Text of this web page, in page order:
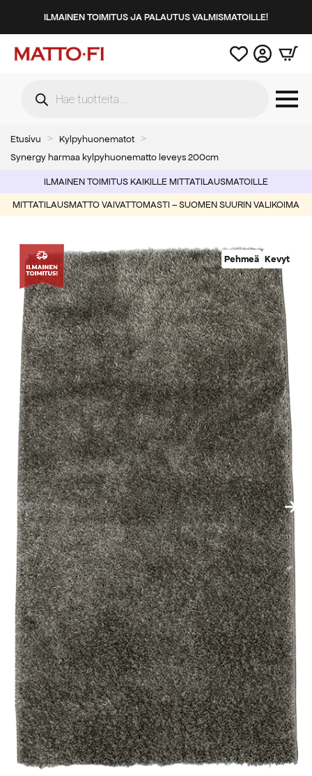
ILMAINEN TOIMITUS JA PALAUTUS VALMISMATOILLE!
search
Etusivu
Kylpyhuonematot
Synergy harmaa kylpyhuonematto leveys 200cm
ILMAINEN TOIMITUS KAIKILLE MITTATILAUSMATOILLE
MITTATILAUSMATTO VAIVATTOMASTI – SUOMEN SUURIN VALIKOIMA
Pehmeä Kevyt